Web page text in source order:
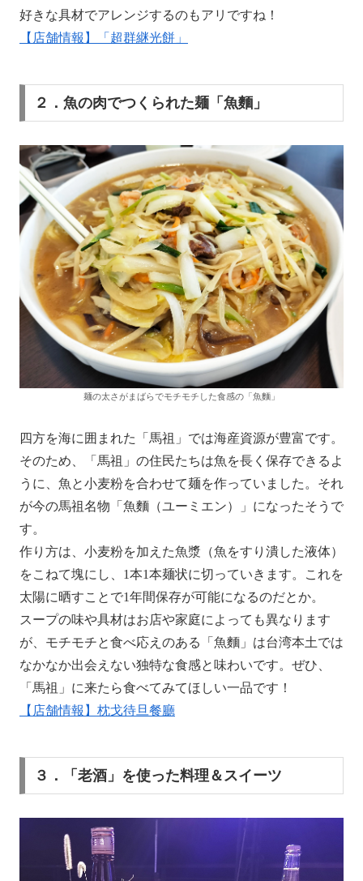
好きな具材でアレンジするのもアリですね！
【店舗情報】「超群継光餅」
２．魚の肉でつくられた麺「魚麵」
麺の太さがまばらでモチモチした食感の「魚麵」
四方を海に囲まれた「馬祖」では海産資源が豊富です。
そのため、「馬祖」の住民たちは魚を長く保存できるよ
うに、魚と小麦粉を合わせて麺を作っていました。それ
が今の馬祖名物「魚麵（ユーミエン）」になったそうで
す。
作り方は、小麦粉を加えた魚漿（魚をすり潰した液体）
をこねて塊にし、1本1本麺状に切っていきます。これを
太陽に晒すことで1年間保存が可能になるのだとか。
スープの味や具材はお店や家庭によっても異なります
が、モチモチと食べ応えのある「魚麵」は台湾本土では
なかなか出会えない独特な食感と味わいです。ぜひ、
「馬祖」に来たら食べてみてほしい一品です！
【店舗情報】枕戈待旦餐廳
３．「老酒」を使った料理＆スイーツ